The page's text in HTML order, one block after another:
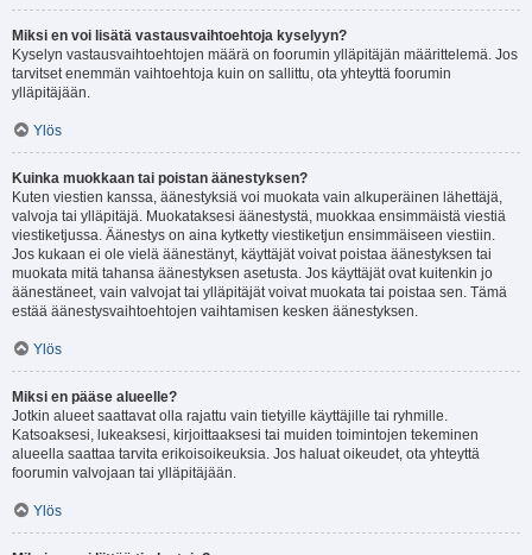
Miksi en voi lisätä vastausvaihtoehtoja kyselyyn?
Kyselyn vastausvaihtoehtojen määrä on foorumin ylläpitäjän määrittelemä. Jos
tarvitset enemmän vaihtoehtoja kuin on sallittu, ota yhteyttä foorumin
ylläpitäjään.
Ylös
Kuinka muokkaan tai poistan äänestyksen?
Kuten viestien kanssa, äänestyksiä voi muokata vain alkuperäinen lähettäjä,
valvoja tai ylläpitäjä. Muokataksesi äänestystä, muokkaa ensimmäistä viestiä
viestiketjussa. Äänestys on aina kytketty viestiketjun ensimmäiseen viestiin.
Jos kukaan ei ole vielä äänestänyt, käyttäjät voivat poistaa äänestyksen tai
muokata mitä tahansa äänestyksen asetusta. Jos käyttäjät ovat kuitenkin jo
äänestäneet, vain valvojat tai ylläpitäjät voivat muokata tai poistaa sen. Tämä
estää äänestysvaihtoehtojen vaihtamisen kesken äänestyksen.
Ylös
Miksi en pääse alueelle?
Jotkin alueet saattavat olla rajattu vain tietyille käyttäjille tai ryhmille.
Katsoaksesi, lukeaksesi, kirjoittaaksesi tai muiden toimintojen tekeminen
alueella saattaa tarvita erikoisoikeuksia. Jos haluat oikeudet, ota yhteyttä
foorumin valvojaan tai ylläpitäjään.
Ylös